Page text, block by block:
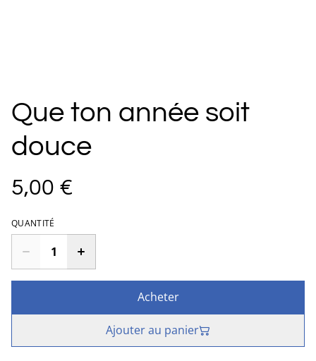
Que ton année soit
douce
5,00 €
QUANTITÉ
Acheter
Ajouter au panier